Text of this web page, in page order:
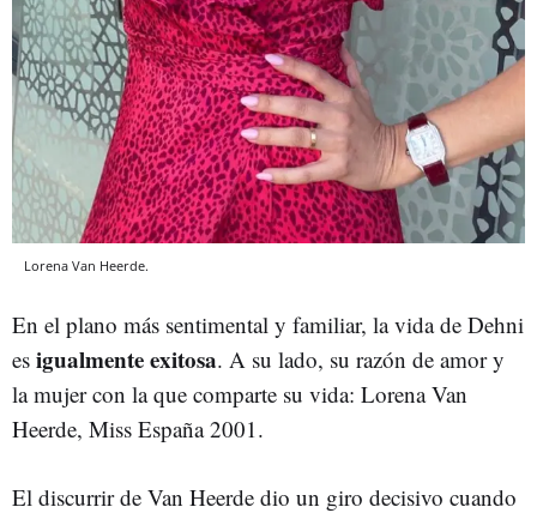
Lorena Van Heerde.
En el plano más sentimental y familiar, la vida de Dehni
es igualmente exitosa. A su lado, su razón de amor y
la mujer con la que comparte su vida: Lorena Van
Heerde, Miss España 2001.
El discurrir de Van Heerde dio un giro decisivo cuando